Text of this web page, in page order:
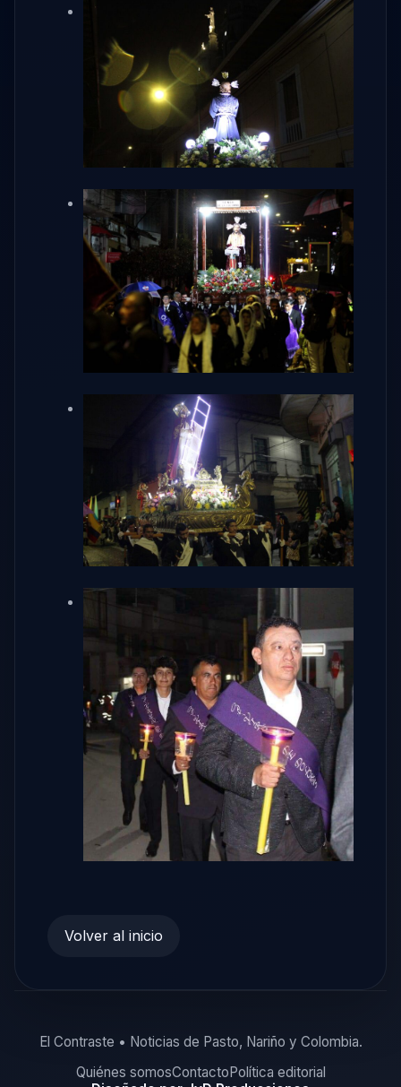
Volver al inicio
El Contraste • Noticias de Pasto, Nariño y Colombia.
Quiénes somosContacto Política editorial